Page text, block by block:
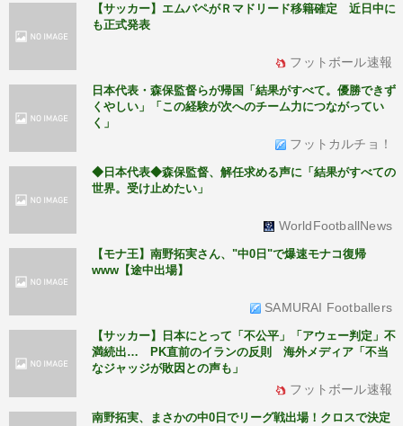
【サッカー】エムバペがＲマドリード移籍確定 近日中に
も正式発表
フットボール速報
日本代表・森保監督らが帰国「結果がすべて。優勝できず
くやしい」「この経験が次へのチーム力につながってい
く」
フットカルチョ！
◆日本代表◆森保監督、解任求める声に「結果がすべての
世界。受け止めたい」
WorldFootballNews
【モナ王】南野拓実さん、"中0日"で爆速モナコ復帰
www【途中出場】
SAMURAI Footballers
【サッカー】日本にとって「不公平」「アウェー判定」不
満続出… PK直前のイランの反則 海外メディア「不当
なジャッジが敗因との声も」
フットボール速報
南野拓実、まさかの中0日でリーグ戦出場！クロスで決定